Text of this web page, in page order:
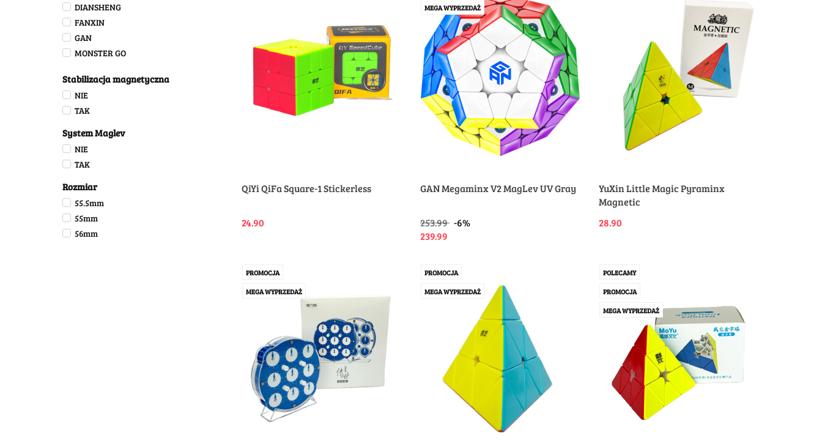
DIANSHENG
FANXIN
GAN
MONSTER GO
POZOSTALI / OTHER
QIYI
SENGSO/SHENGSHOU
X-MAN DESIGN (XMD)
YJ - YONGJUN
YUXIN
Stabilizacja magnetyczna
NIE
TAK
System Maglev
NIE
TAK
Rozmiar
55.5mm
55mm
56mm
QiYi QiFa Square-1 Stickerless
24.90
MEGA WYPRZEDAŻ
GAN Megaminx V2 MagLev UV Gray
253.99 -6%
239.99
YuXin Little Magic Pyraminx
Magnetic
28.90
PROMOCJA
MEGA WYPRZEDAŻ
PROMOCJA
MEGA WYPRZEDAŻ
POLECAMY
PROMOCJA
MEGA WYPRZEDAŻ